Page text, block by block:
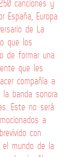
canciones y
España, Europa
de La
que los
de formar una
que les
compañía a
banda sonora
Este no será
a
con
mundo de la